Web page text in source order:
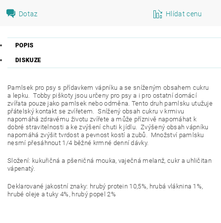
Dotaz Hlídat cenu
POPIS
DISKUZE
Pamlsek pro psy s přídavkem vápníku a se sníženým obsahem cukru
a lepku. Tobby piškoty jsou určeny pro psy a i pro ostatní domácí
zvířata pouze jako pamlsek nebo odměna. Tento druh pamlsku utužuje
přátelský kontakt se zvířetem. Snížený obsah cukru v krmivu
napomáhá zdravému životu zvířete a může příznivě napomáhat k
dobré stravitelnosti a ke zvýšení chuti k jídlu. Zvýšený obsah vápníku
napomáhá zvýšit tvrdost a pevnost kostí a zubů. Množství pamlsku
nesmí přesáhnout 1/4 běžné krmné denní dávky.
Složení: kukuřičná a pšeničná mouka, vaječná melanž, cukr a uhličitan
vápenatý.
Deklarované jakostní znaky: hrubý protein 10,5%, hrubá vláknina 1%,
hrubé oleje a tuky 4%, hrubý popel 2%